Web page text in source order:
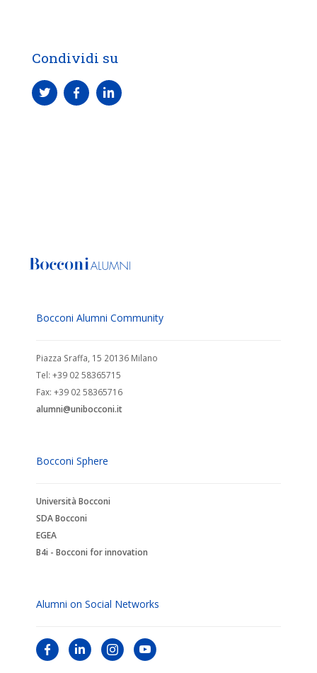
Condividi su
Bocconi Alumni Community
Piazza Sraffa, 15 20136 Milano
Tel: +39 02 58365715
Fax: +39 02 58365716
alumni@unibocconi.it
Bocconi Sphere
Università Bocconi
SDA Bocconi
EGEA
B4i - Bocconi for innovation
Alumni on Social Networks